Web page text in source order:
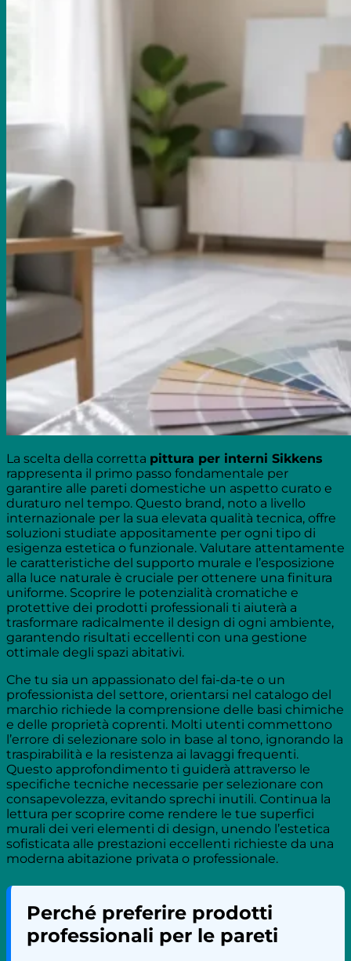
La scelta della corretta pittura per interni Sikkens
rappresenta il primo passo fondamentale per
garantire alle pareti domestiche un aspetto curato e
duraturo nel tempo. Questo brand, noto a livello
internazionale per la sua elevata qualità tecnica, offre
soluzioni studiate appositamente per ogni tipo di
esigenza estetica o funzionale. Valutare attentamente
le caratteristiche del supporto murale e l’esposizione
alla luce naturale è cruciale per ottenere una finitura
uniforme. Scoprire le potenzialità cromatiche e
protettive dei prodotti professionali ti aiuterà a
trasformare radicalmente il design di ogni ambiente,
garantendo risultati eccellenti con una gestione
ottimale degli spazi abitativi.
Che tu sia un appassionato del fai-da-te o un
professionista del settore, orientarsi nel catalogo del
marchio richiede la comprensione delle basi chimiche
e delle proprietà coprenti. Molti utenti commettono
l’errore di selezionare solo in base al tono, ignorando la
traspirabilità e la resistenza ai lavaggi frequenti.
Questo approfondimento ti guiderà attraverso le
specifiche tecniche necessarie per selezionare con
consapevolezza, evitando sprechi inutili. Continua la
lettura per scoprire come rendere le tue superfici
murali dei veri elementi di design, unendo l’estetica
sofisticata alle prestazioni eccellenti richieste da una
moderna abitazione privata o professionale.
Perché preferire prodotti
professionali per le pareti